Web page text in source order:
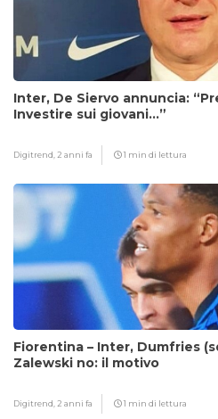
Inter, De Siervo annuncia:
Investire sui giovani…”
Digitrend, 2 anni fa 1 min di lettura
Fiorentina – Inter, Dumfries
Zalewski no: il motivo
Digitrend, 2 anni fa 1 min di lettura